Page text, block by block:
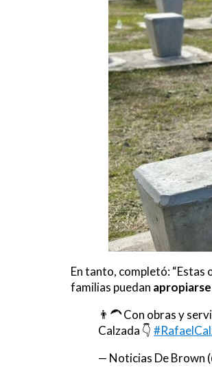
En tanto, completó: “Estas
familias puedan
👨‍🦱 Con obras y
Calzada 👇
— Noticias De Brown